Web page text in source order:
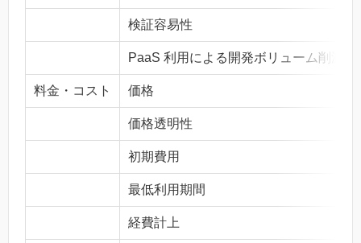
検証容易性
PaaS 利用による開発ボリューム削減
料金・コスト 価格
価格透明性
初期費用
最低利用期間
経費計上